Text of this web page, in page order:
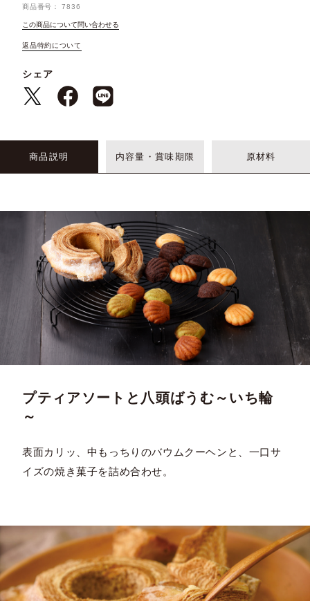
商品番号 7836
この商品について問い合わせる
返品特約について
シェア
商品説明 内容量・賞味期限 原材料
プティアソートと八頭ばうむ～いち輪
～
表面カリッ、中もっちりのバウムクーヘンと、一口サ
イズの焼き菓子を詰め合わせ。